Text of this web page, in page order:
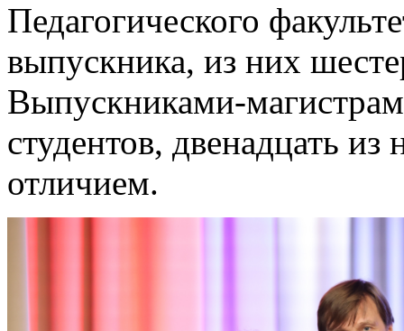
Педагогического
выпускника, из них
Выпускниками-
студентов, двенадцать
отличием.